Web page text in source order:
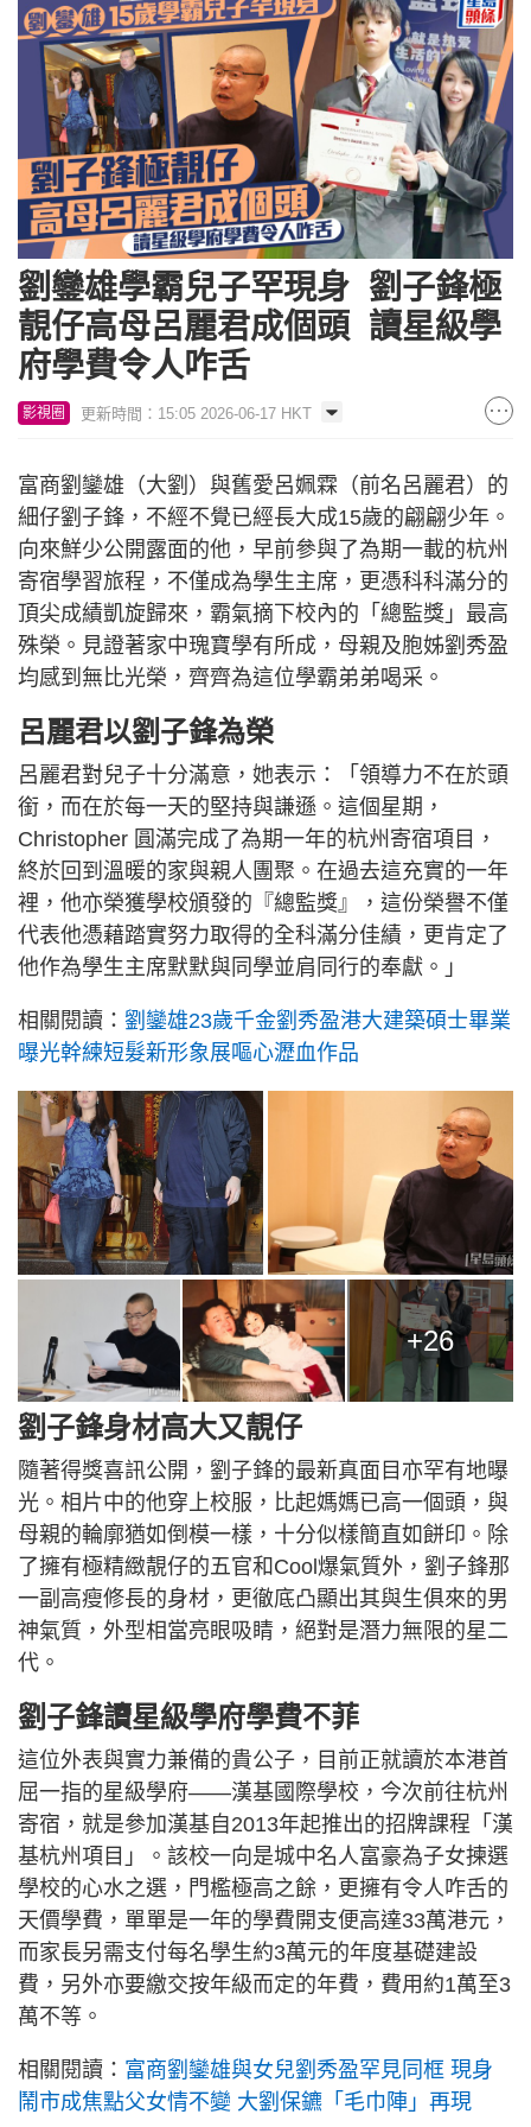
劉鑾雄學霸兒子罕現身 劉子鋒極
靚仔高母呂麗君成個頭 讀星級學
府學費令人咋舌
影視圈 更新時間：15:05 2026-06-17 HKT
富商劉鑾雄（大劉）與舊愛呂姵霖（前名呂麗君）的
細仔劉子鋒，不經不覺已經長大成15歲的翩翩少年。
向來鮮少公開露面的他，早前參與了為期一載的杭州
寄宿學習旅程，不僅成為學生主席，更憑科科滿分的
頂尖成績凱旋歸來，霸氣摘下校內的「總監獎」最高
殊榮。見證著家中瑰寶學有所成，母親及胞姊劉秀盈
均感到無比光榮，齊齊為這位學霸弟弟喝采。
呂麗君以劉子鋒為榮
呂麗君對兒子十分滿意，她表示：「領導力不在於頭
銜，而在於每一天的堅持與謙遜。這個星期，
Christopher 圓滿完成了為期一年的杭州寄宿項目，
終於回到溫暖的家與親人團聚。在過去這充實的一年
裡，他亦榮獲學校頒發的『總監獎』，這份榮譽不僅
代表他憑藉踏實努力取得的全科滿分佳績，更肯定了
他作為學生主席默默與同學並肩同行的奉獻。」
相關閱讀： 劉鑾雄23歲千金劉秀盈港大建築碩士畢業
曝光幹練短髮新形象展嘔心瀝血作品
+26
劉子鋒身材高大又靚仔
隨著得獎喜訊公開，劉子鋒的最新真面目亦罕有地曝
光。相片中的他穿上校服，比起媽媽已高一個頭，與
母親的輪廓猶如倒模一樣，十分似樣簡直如餅印。除
了擁有極精緻靚仔的五官和Cool爆氣質外，劉子鋒那
一副高瘦修長的身材，更徹底凸顯出其與生俱來的男
神氣質，外型相當亮眼吸睛，絕對是潛力無限的星二
代。
劉子鋒讀星級學府學費不菲
這位外表與實力兼備的貴公子，目前正就讀於本港首
屈一指的星級學府——漢基國際學校，今次前往杭州
寄宿，就是參加漢基自2013年起推出的招牌課程「漢
基杭州項目」。該校一向是城中名人富豪為子女揀選
學校的心水之選，門檻極高之餘，更擁有令人咋舌的
天價學費，單單是一年的學費開支便高達33萬港元，
而家長另需支付每名學生約3萬元的年度基礎建設
費，另外亦要繳交按年級而定的年費，費用約1萬至3
萬不等。
相關閱讀： 富商劉鑾雄與女兒劉秀盈罕見同框 現身
鬧市成焦點父女情不變 大劉保鑣「毛巾陣」再現